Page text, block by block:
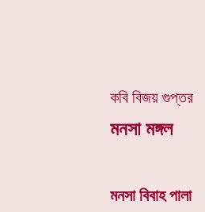
কবি বিজয় গুপ্তর
মনসা মঙ্গল
মনসা বিবাহ পালা